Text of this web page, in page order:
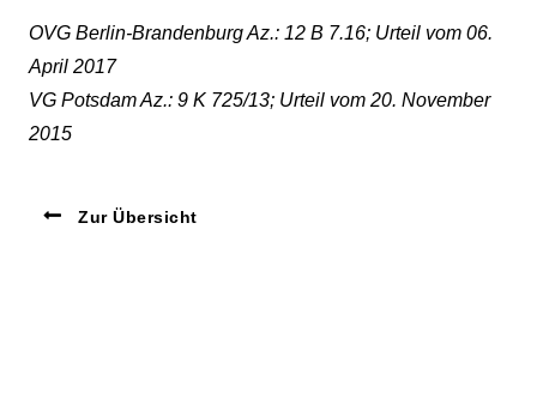
OVG Berlin-Brandenburg Az.: 12 B 7.16; Urteil vom 06.
April 2017
VG Potsdam Az.: 9 K 725/13; Urteil vom 20. November
2015
Zur Übersicht